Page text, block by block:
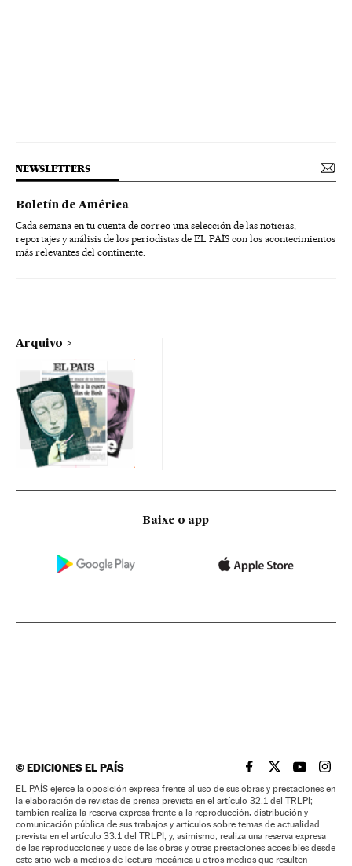
NEWSLETTERS
Boletín de América
Cada semana en tu cuenta de correo una selección de las noticias,
reportajes y análisis de los periodistas de EL PAÍS con los acontecimientos
más relevantes del continente.
Arquivo
Baixe o app
©EDICIONES EL PAÍS EL PAÍS BRASIL EN
EL PAÍSEL PAÍS
EL
EL PAÍS ejerce la oposición expresa frente al uso de sus obras y prestaciones en
la elaboración de revistas de prensa prevista en el artículo 32.1 del TRLPI;
también realiza la reserva expresa frente a la reproducción, distribución y
comunicación pública de sus trabajos y artículos sobre temas de actualidad
prevista en el artículo 33.1 del TRLPI; y, asimismo, realiza una reserva expresa
de las reproducciones y usos de las obras y otras prestaciones accesibles desde
este sitio web a medios de lectura mecánica u otros medios que resulten